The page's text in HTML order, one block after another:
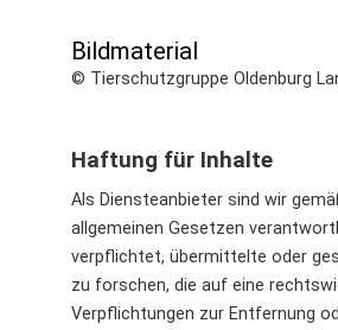
Bildmaterial
© Tierschutzgruppe Oldenburg
Haftung für Inhalte
Als Diensteanbieter sind wir
allgemeinen Gesetzen
verpflichtet, übermittelte oder
zu forschen, die auf eine
Verpflichtungen zur Entfernung